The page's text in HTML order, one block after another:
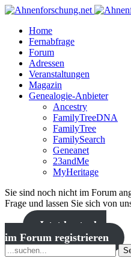
Home
Fernabfrage
Forum
Adressen
Veranstaltungen
Magazin
Genealogie-Anbieter
Ancestry
FamilyTreeDNA
FamilyTree
FamilySearch
Geneanet
23andMe
MyHeritage
Sie sind noch nicht im Forum
Frage und lassen Sie sich von
Jetzt kostenlos
im Forum registrieren